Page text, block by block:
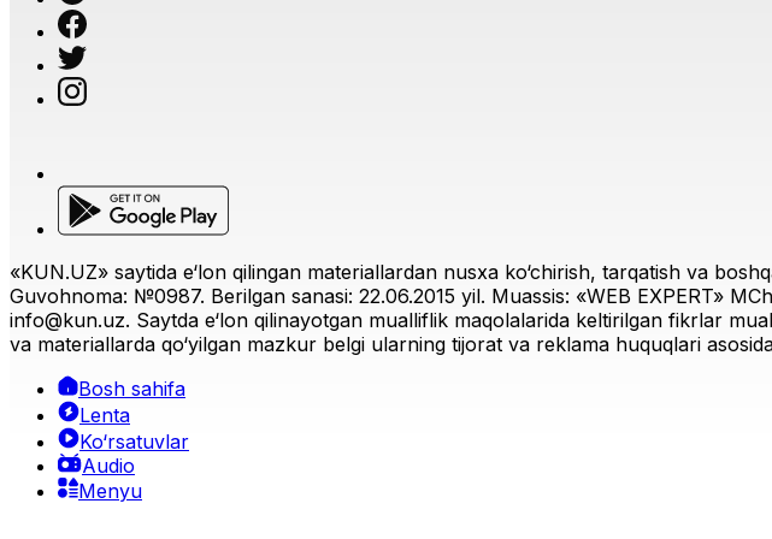
«KUN.UZ» saytida e‘lon qilingan materiallardan nusxa ko‘chirish, tarqatish va
Guvohnoma: №0987. Berilgan sanasi: 22.06.2015 yil. Muassis: «WEB EXPERT»
info@kun.uz. Saytda e‘lon qilinayotgan mualliflik maqolalarida keltirilgan fikrlar
va materiallarda qo‘yilgan mazkur belgi ularning tijorat va reklama huquqlari
Bosh sahifa
Lenta
Ko‘rsatuvlar
Audio
Menyu